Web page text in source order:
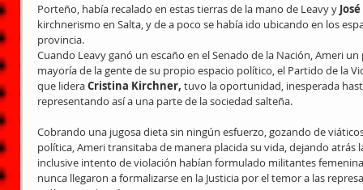
Porteño, había recalado en estas tierras de la mano de Leavy y
kirchnerismo en Salta, y de a poco se había ido ubicando en los
provincia.
Cuando Leavy ganó un escaño en el Senado de la Nación, Ameri
mayoría de la gente de su propio espacio político, el Partido de la
que lidera Cristina Kirchner, tuvo la oportunidad, inesperada
representando así a una parte de la sociedad salteña.
Cobrando una jugosa dieta sin ningún esfuerzo, gozando de
política, Ameri transitaba de manera placida su vida, dejando atrás
inclusive intento de violación habían formulado militantes
nunca llegaron a formalizarse en la Justicia por el temor a las